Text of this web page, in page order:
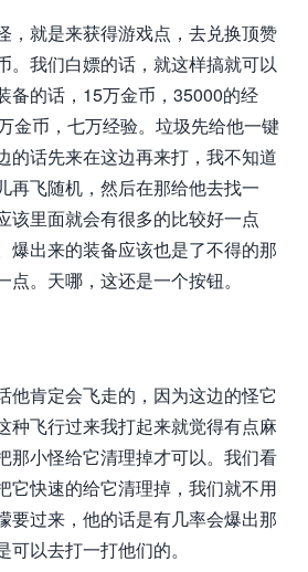
，就是来获得游戏点，去兑换顶赞
。我们白嫖的话，就这样搞就可以
备的话，15万金币，35000的经
金币，七万经验。垃圾先给他一键
的话先来在这边再来打，我不知道
再飞随机，然后在那给他去找一
该里面就会有很多的比较好一点
爆出来的装备应该也是了不得的那
。天哪，这还是一个按钮。
他肯定会飞走的，因为这边的怪它
种飞行过来我打起来就觉得有点麻
那小怪给它清理掉才可以。我们看
它快速的给它清理掉，我们就不用
要过来，他的话是有几率会爆出那
以去打一打他们的。